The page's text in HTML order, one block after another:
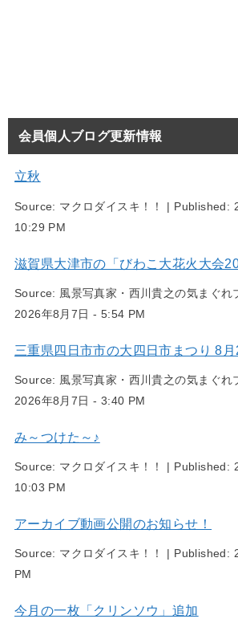
会員個人ブログ更新情報
立秋
Source: マクロダイスキ！！ | Published:
10:29 PM
滋賀県大津市の「びわこ大花火大会
Source: 風景写真家・西川貴之の気まぐれ
2026年8月7日 - 5:54 PM
三重県四日市市の大四日市まつり 8月
Source: 風景写真家・西川貴之の気まぐれ
2026年8月7日 - 3:40 PM
み～つけた～♪
Source: マクロダイスキ！！ | Published:
10:03 PM
アーカイブ動画公開のお知らせ！
Source: マクロダイスキ！！ | Published:
PM
今月の一枚「クリンソウ」追加